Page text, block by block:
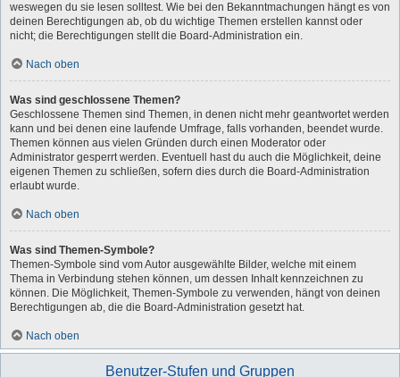
weswegen du sie lesen solltest. Wie bei den Bekanntmachungen hängt es von
deinen Berechtigungen ab, ob du wichtige Themen erstellen kannst oder
nicht; die Berechtigungen stellt die Board-Administration ein.
Nach oben
Was sind geschlossene Themen?
Geschlossene Themen sind Themen, in denen nicht mehr geantwortet werden
kann und bei denen eine laufende Umfrage, falls vorhanden, beendet wurde.
Themen können aus vielen Gründen durch einen Moderator oder
Administrator gesperrt werden. Eventuell hast du auch die Möglichkeit, deine
eigenen Themen zu schließen, sofern dies durch die Board-Administration
erlaubt wurde.
Nach oben
Was sind Themen-Symbole?
Themen-Symbole sind vom Autor ausgewählte Bilder, welche mit einem
Thema in Verbindung stehen können, um dessen Inhalt kennzeichnen zu
können. Die Möglichkeit, Themen-Symbole zu verwenden, hängt von deinen
Berechtigungen ab, die die Board-Administration gesetzt hat.
Nach oben
Benutzer-Stufen und Gruppen